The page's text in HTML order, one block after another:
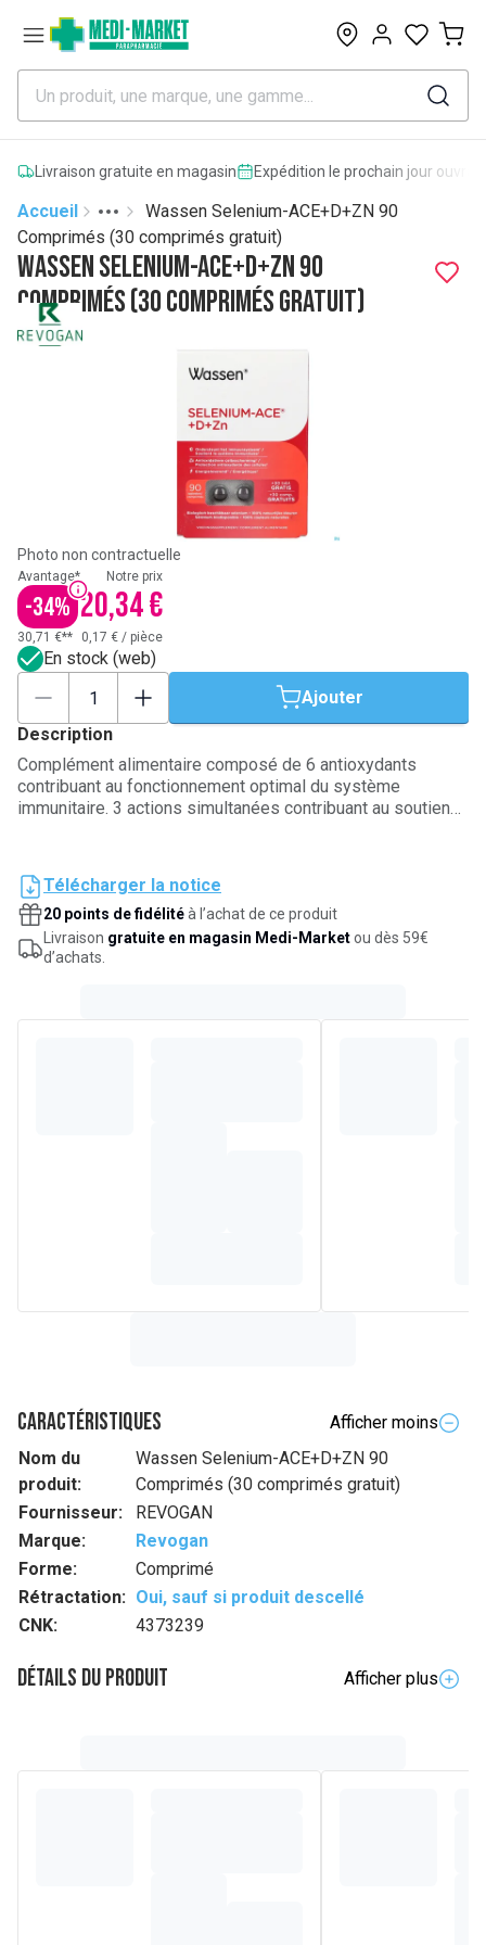
0
Livraison gratuite en magasin Expédition le prochain jour
Accueil
More
Toggle menu
Wassen Selenium-ACE+D+ZN 90
Comprimés (30 comprimés gratuit)
Wassen Selenium-ACE+D+ZN 90
Comprimés (30 comprimés gratuit)
Photo non contractuelle
Avantage*
-34%
Notre prix
20,34 €
30,71 €** 0,17 € / pièce
En stock (web)
Ajouter
Description
Complément alimentaire composé de 6 antioxydants
contribuant au fonctionnement optimal du système
immunitaire. 3 actions simultanées contribuant au soutien
Télécharger la notice
20 points de fidélitéà l’achat de ce produit
Livraison gratuite en magasin Medi-Marketou dès 59€
d’achats.
Caractéristiques
Afficher moins
Nom du
produit:
Wassen Selenium-ACE+D+ZN 90
Comprimés (30 comprimés gratuit)
Fournisseur:
REVOGAN
Marque:
Revogan
Forme:
Comprimé
Rétractation: Oui, sauf si produit descellé
CNK:
4373239
Détails du produit
Afficher plus
six antioxydants les plus importants.